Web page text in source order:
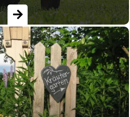
im Allgäu ➤ Hier
✓ für Freunde ✓ für
vielfältiges Angebot ✓
Preise …